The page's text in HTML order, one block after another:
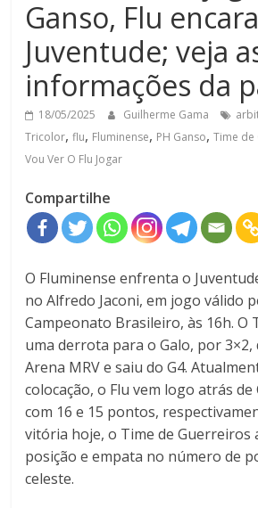
Ganso, Flu
Juventude; veja
informações da
18/05/2025 Guilherme Gama
Tricolor,flu, Fluminense, PH Ganso,Time
Vou Ver O Flu Jogar
Compartilhe
O Fluminense enfrenta o
no Alfredo Jaconi, em jogo válido
Campeonato Brasileiro, às 16h. O
uma derrota para o Galo, por 3×2,
Arena MRV e saiu do G4.
colocação, o Flu vem logo atrás
com 16 e 15 pontos,
vitória hoje, o Time de Guerreiros
posição e empata no número de
celeste.